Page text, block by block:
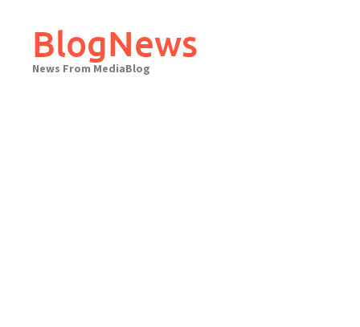
contentBlogNews
News From MediaBlog